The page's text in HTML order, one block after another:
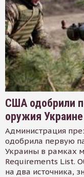
США одобрили
оружия
Администрация
одобрила первую
Украины в рамках
Requirements List.
на два источника,